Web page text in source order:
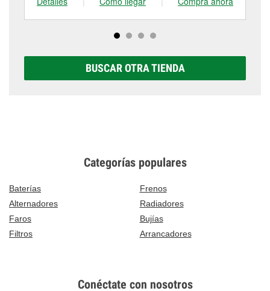
BUSCAR OTRA TIENDA
Categorías populares
Baterías
Frenos
Alternadores
Radiadores
Faros
Bujías
Filtros
Arrancadores
Conéctate con nosotros